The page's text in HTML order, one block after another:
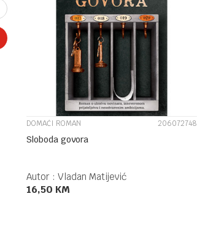
UPOREDI
DOMAĆI ROMAN 206072748
Sloboda govora
Autor : Vladan Matijević
16,50 KM